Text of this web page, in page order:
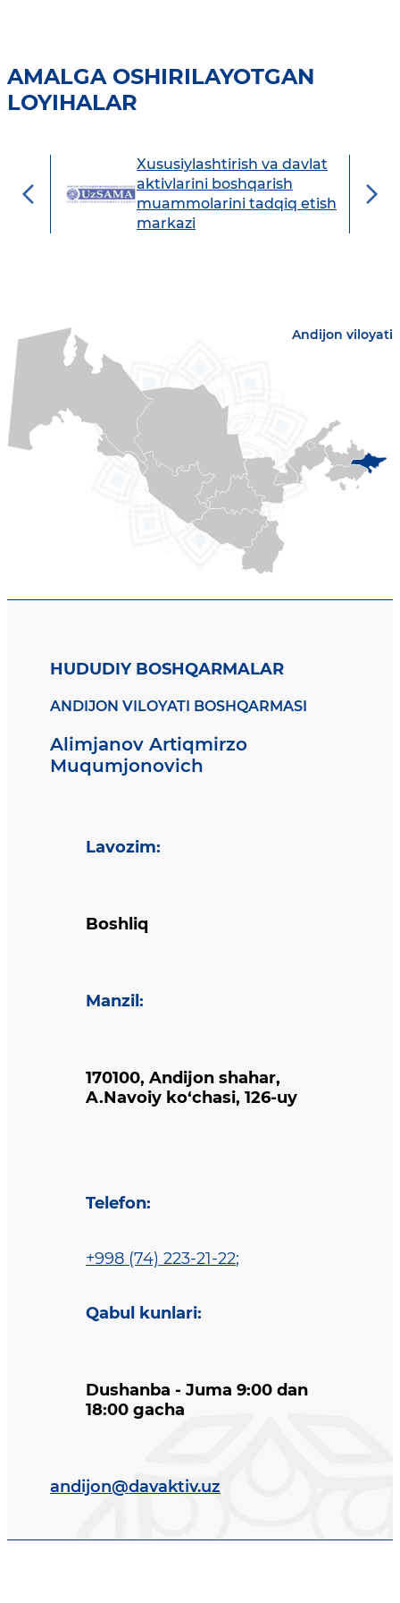
AMALGA OSHIRILAYOTGAN
LOYIHALAR
Xususiylashtirish va davlat
aktivlarini boshqarish
muammolarini tadqiq etish
markazi
Andijon viloyati
HUDUDIY BOSHQARMALAR
ANDIJON VILOYATI BOSHQARMASI
Alimjanov Artiqmirzo
Muqumjonovich
Lavozim:
Boshliq
Manzil :
170100, Andijon shahar,
A.Navoiy ko‘chasi, 126-uy
Telefon:
+998 (74) 223-21-22;
Qabul kunlari:
Dushanba - Juma 9:00 dan
18:00 gacha
andijon@davaktiv.uz